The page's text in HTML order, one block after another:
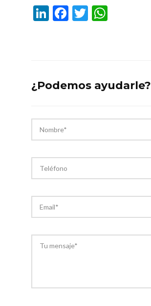
Li F
o
T
p
¿Podemos ayudarle?